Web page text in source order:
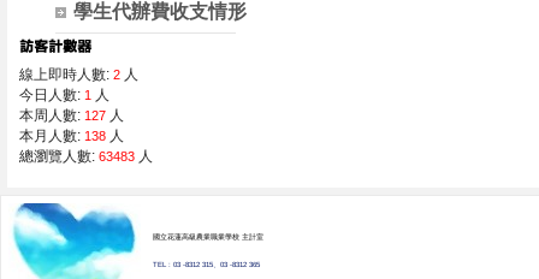
學生代辦費收支情形
線上即時人數: 2 人
今日人數: 1 人
本周人數: 127 人
本月人數: 138 人
總瀏覽人數: 63483 人
國立花蓮高級農業職業學校 主計室
TEL : 03 -8312 315、03 -8312 365